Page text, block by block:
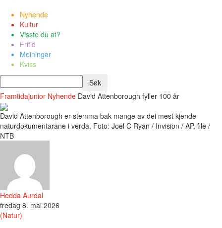
Nyhende
Kultur
Visste du at?
Fritid
Meiningar
Kviss
Framtidajunior Nyhende David Attenborough fyller 100 år
David Attenborough er stemma bak mange av dei mest kjende
naturdokumentarane i verda. Foto: Joel C Ryan / Invision / AP, file /
NTB
Hedda Aurdal
fredag 8. mai 2026
(Natur)